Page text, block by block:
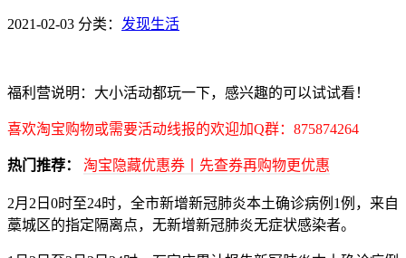
2021-02-03 分类： 发现生活
福利营说明：大小活动都玩一下，感兴趣的可以试试看！
喜欢淘宝购物或需要活动线报的欢迎加Q群：875874264
热门推荐： 淘宝隐藏优惠券丨先查券再购物更优惠
2月2日0时至24时，全市新增新冠肺炎本土确诊病例1例，来自
藁城区的指定隔离点，无新增新冠肺炎无症状感染者。